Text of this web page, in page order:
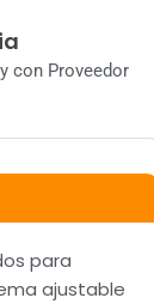
con Proveedor
para
ajustable